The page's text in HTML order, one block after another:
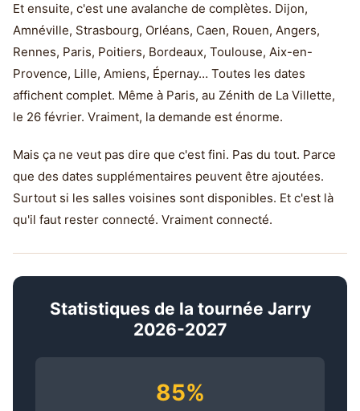
Et ensuite, c'est une avalanche de complètes. Dijon,
Amnéville, Strasbourg, Orléans, Caen, Rouen, Angers,
Rennes, Paris, Poitiers, Bordeaux, Toulouse, Aix-en-
Provence, Lille, Amiens, Épernay… Toutes les dates
affichent complet. Même à Paris, au Zénith de La Villette,
le 26 février. Vraiment, la demande est énorme.
Mais ça ne veut pas dire que c'est fini. Pas du tout. Parce
que des dates supplémentaires peuvent être ajoutées.
Surtout si les salles voisines sont disponibles. Et c'est là
qu'il faut rester connecté. Vraiment connecté.
Statistiques de la tournée Jarry
2026-2027
85%